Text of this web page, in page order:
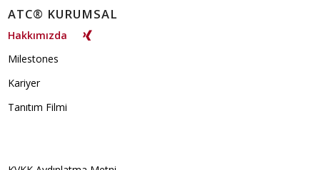
ATC® KURUMSAL
Hakkımızda
Milestones
Kariyer
Tanıtım Filmi